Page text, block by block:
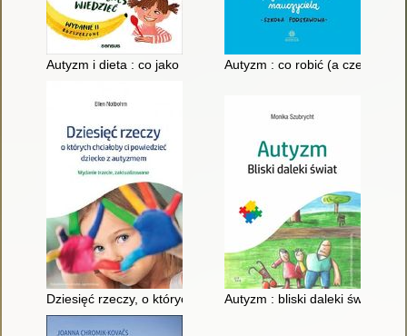
Autyzm i dieta : co jako rodzic powinieneś wiedzieć
Autyzm : co robić (a czego nie)
Dziesięć rzeczy, o których chciałoby ci powiedzieć dziecko z
Autyzm : bliski daleki świat